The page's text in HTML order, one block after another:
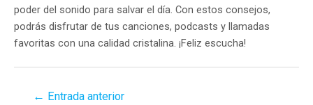
poder del sonido para salvar el día. Con estos consejos,
podrás disfrutar de tus canciones, podcasts y llamadas
favoritas con una calidad cristalina. ¡Feliz escucha!
Navegación
← Entrada anterior